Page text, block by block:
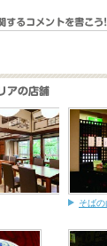
そば